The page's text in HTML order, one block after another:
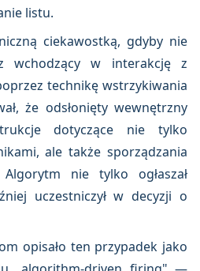
listu.
ciekawostką, gdyby nie
wchodzący w interakcję z
technikę wstrzykiwania
że odsłonięty wewnętrzny
dotyczące nie tylko
ale także sporządzania
nie tylko ogłaszał
uczestniczył w decyzji o
opisało ten przypadek jako